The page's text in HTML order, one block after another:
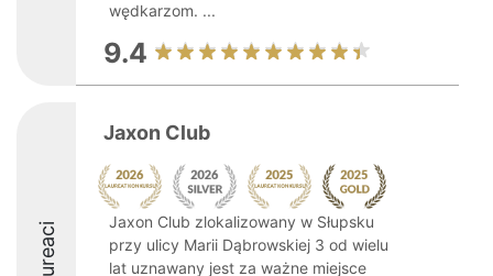
wędkarzom. ...
9.4
Laureaci
Jaxon Club
Jaxon Club zlokalizowany w Słupsku
przy ulicy Marii Dąbrowskiej 3 od wielu
lat uznawany jest za ważne miejsce